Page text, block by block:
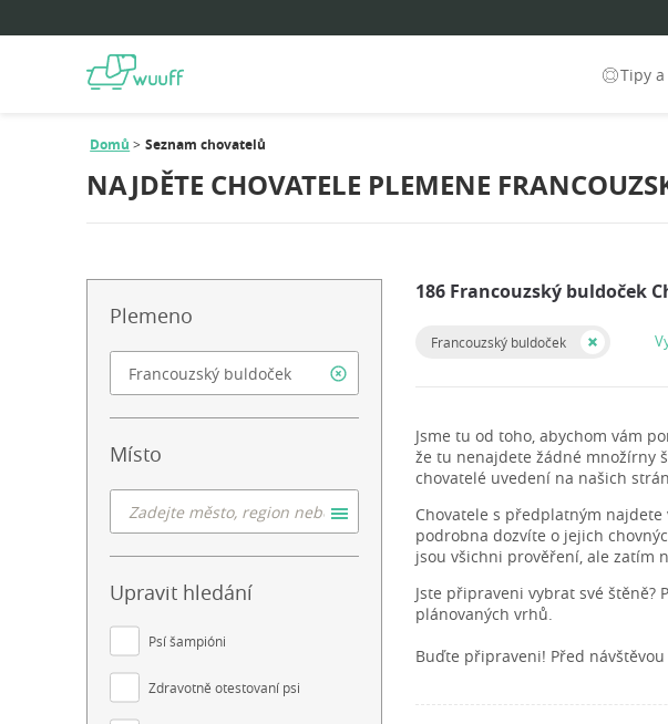
Tipy
Domů Seznam chovatelů
NAJDĚTE CHOVATELE PLEMENE
Plemeno
Místo
Upravit hledání
Psí šampióni
Zdravotně otestovaní psi
186 Francouzský buldoček
Francouzský buldoček
Jsme tu od toho, abychom vám
že tu nenajdete žádné množírny
chovatelé uvedení na našich
Chovatele s předplatným
podrobna dozvíte o jejich
jsou všichni prověření, ale zatím
Jste připraveni vybrat své štěně?
plánovaných vrhů.
Buďte připraveni! Před